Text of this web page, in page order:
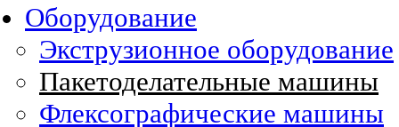
Оборудование
Экструзионное оборудование
Пакетоделательные машины
Флексографические машины